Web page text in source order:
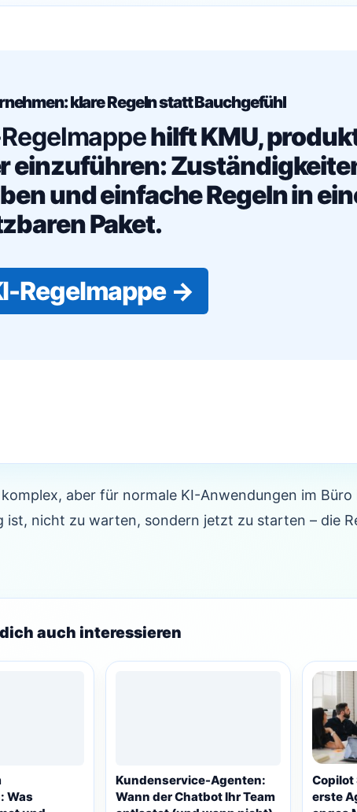
klare Regeln statt Bauchgefühl
hilft KMU,
einzuführen:
und einfache Regeln in
Paket.
Regelmappe →
aber für normale KI-Anwendungen im
ist, nicht zu warten, sondern jetzt zu starten – die
auch interessieren
Was
Kundenservice-Agenten:
Wann der Chatbot Ihr Team
Copilot
erste